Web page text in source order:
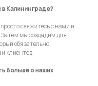
в Калининграде?
свяжитесь с нами и
мы создадим для
обязательно
клиентов.
больше о наших